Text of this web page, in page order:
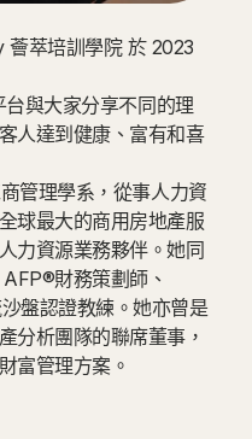
萃培訓學院 於 2023
與大家分享不同的理
人達到健康、富有和喜
管理學系，從事人力資
球最大的商用房地產服
力資源業務夥伴。她同
財務策劃師、
盤認證教練。她亦曾是
分析團隊的聯席董事，
富管理方案。